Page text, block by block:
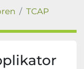
TCAP